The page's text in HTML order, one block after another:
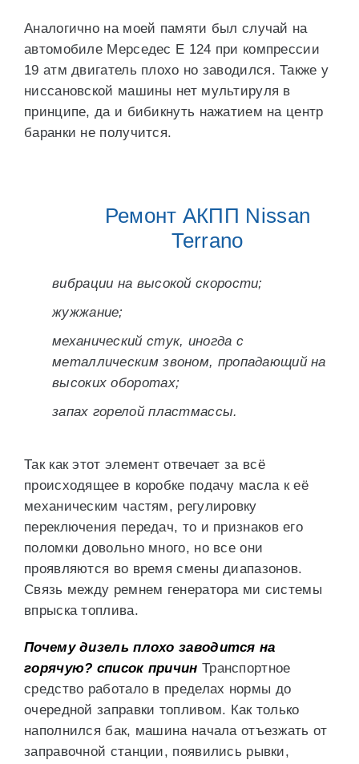
Аналогично на моей памяти был случай на
автомобиле Мерседес Е 124 при компрессии
19 атм двигатель плохо но заводился. Также у
ниссановской машины нет мультируля в
принципе, да и бибикнуть нажатием на центр
баранки не получится.
Ремонт АКПП Nissan
Terrano
вибрации на высокой скорости;
жужжание;
механический стук, иногда с
металлическим звоном, пропадающий на
высоких оборотах;
запах горелой пластмассы.
Так как этот элемент отвечает за всё
происходящее в коробке подачу масла к её
механическим частям, регулировку
переключения передач, то и признаков его
поломки довольно много, но все они
проявляются во время смены диапазонов.
Связь между ремнем генератора ми системы
впрыска топлива.
Почему дизель плохо заводится на
горячую? список причин Транспортное
средство работало в пределах нормы до
очередной заправки топливом. Как только
наполнился бак, машина начала отъезжать от
заправочной станции, появились рывки,